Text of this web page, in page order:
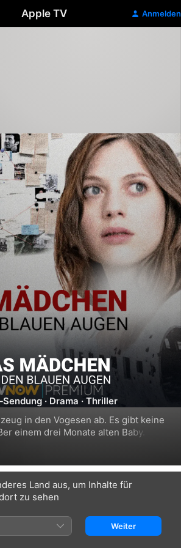
Apple TV Anmelden
· Drama · Thriller
in den Vogesen ab. Es gibt keine
einem drei Monate alten Baby. Da
auf die Kleine. 20 Jahre
erwachsene Emilie (Pénélope
von einst, auf den Weg, ihre wahre
Land aus, um Inhalte für
zu sehen
Weiter